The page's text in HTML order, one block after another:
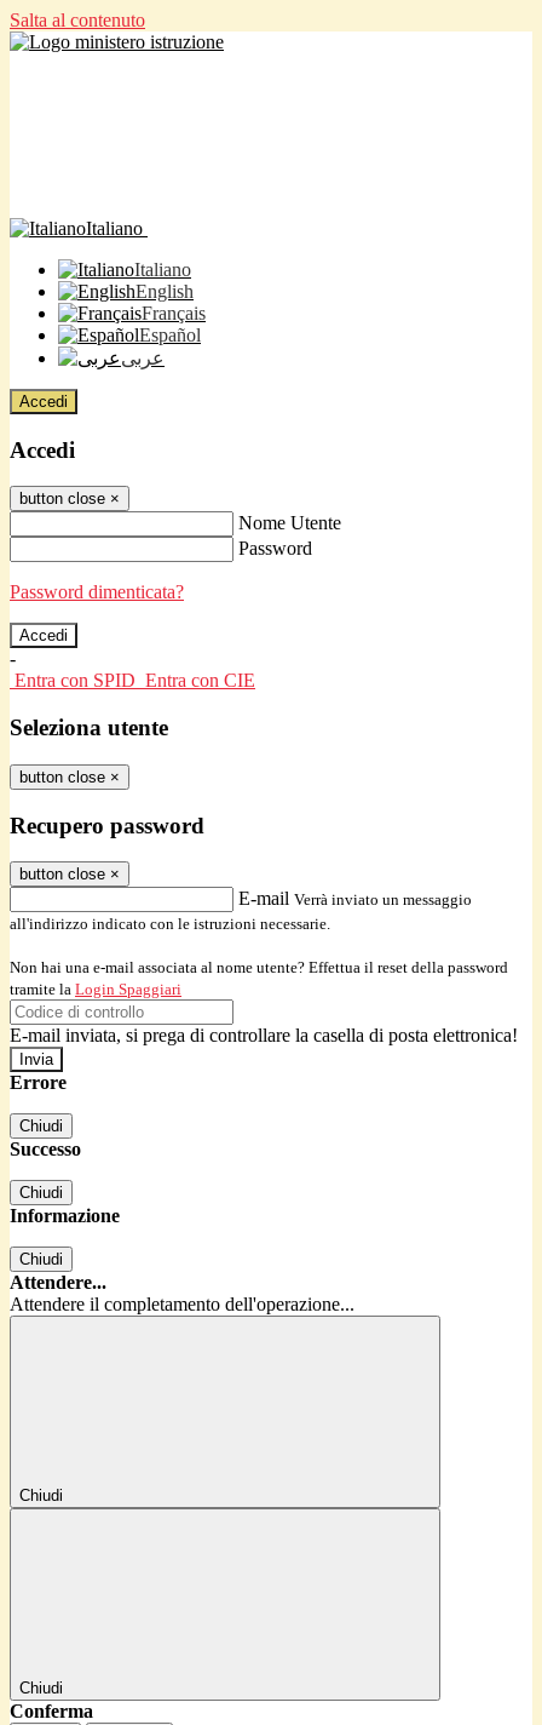
Salta al contenuto
Italiano
Italiano
English
Français
Español
عربى
Accedi
Accedi
button close ×
Nome Utente
Password
Password dimenticata?
-
Entra con SPID Entra con CIE
Seleziona utente
button close ×
Recupero password
button close ×
E-mail Verrà inviato un messaggio
all'indirizzo indicato con le istruzioni necessarie.
Non hai una e-mail associata al nome utente? Effettua il reset della password
tramite la Login Spaggiari
E-mail inviata, si prega di controllare la casella di posta elettronica!
Errore
Chiudi
Successo
Chiudi
Informazione
Chiudi
Attendere...
Attendere il completamento dell'operazione...
Chiudi
Chiudi
Conferma